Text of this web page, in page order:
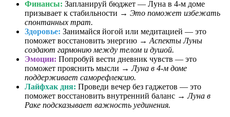
Финансы: Запланируй бюджет — Луна в 4-м доме
призывает к стабильности → Это поможет избежать
спонтанных трат.
Здоровье: Занимайся йогой или медитацией — это
поможет восстановить энергию → Аспекты Луны
создают гармонию между телом и душой.
Эмоции: Попробуй вести дневник чувств — это
поможет прояснить мысли →Луна в 4-м доме
поддерживает саморефлексию.
Лайфхак дня: Проведи вечер без гаджетов — это
поможет восстановить внутренний баланс →Луна в
Раке подсказывает важность уединения.